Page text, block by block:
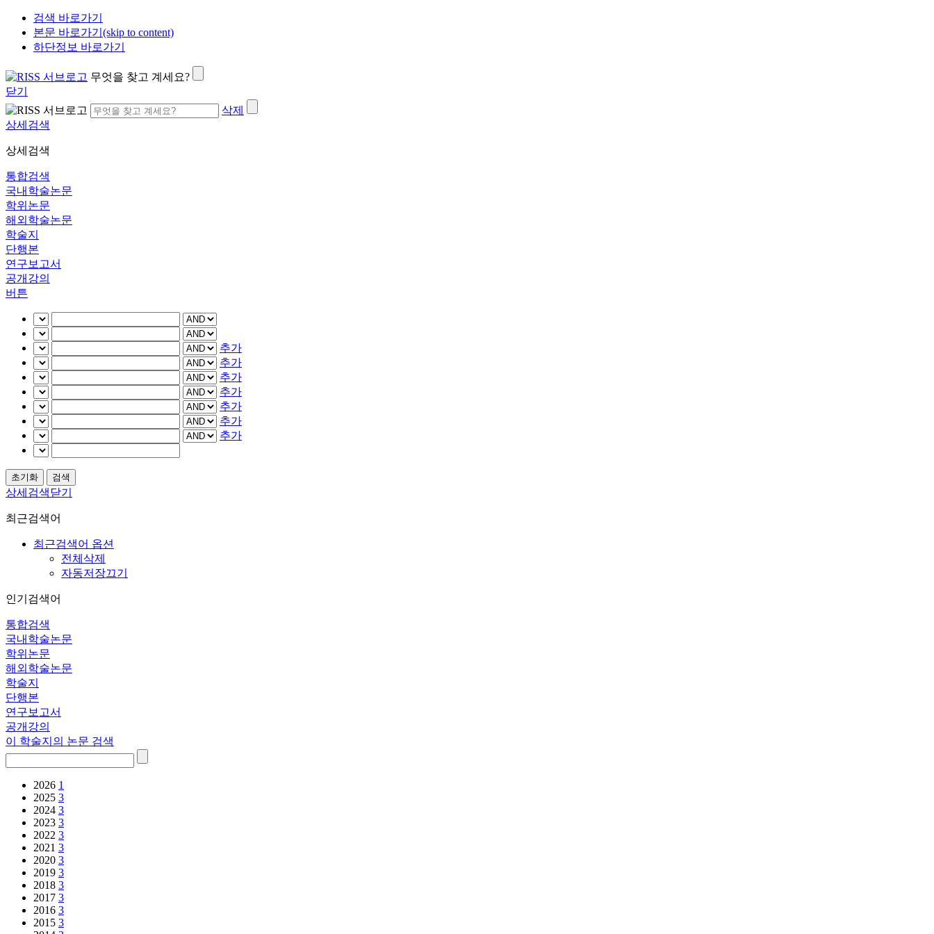
검색 바로가기
본문 바로가기(skip to content)
하단정보 바로가기
무엇을 찾고 계세요?
닫기
삭제
상세검색
상세검색
통합검색
국내학술논문
학위논문
해외학술논문
학술지
단행본
연구보고서
공개강의
버튼
추가
추가
추가
추가
추가
추가
추가
상세검색닫기
최근검색어
최근검색어 옵션
전체삭제
자동저장끄기
인기검색어
통합검색
국내학술논문
학위논문
해외학술논문
학술지
단행본
연구보고서
공개강의
이 학술지의 논문 검색
2026 1
2025 3
2024 3
2023 3
2022 3
2021 3
2020 3
2019 3
2018 3
2017 3
2016 3
2015 3